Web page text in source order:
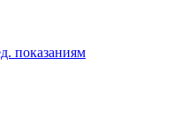
показаниям